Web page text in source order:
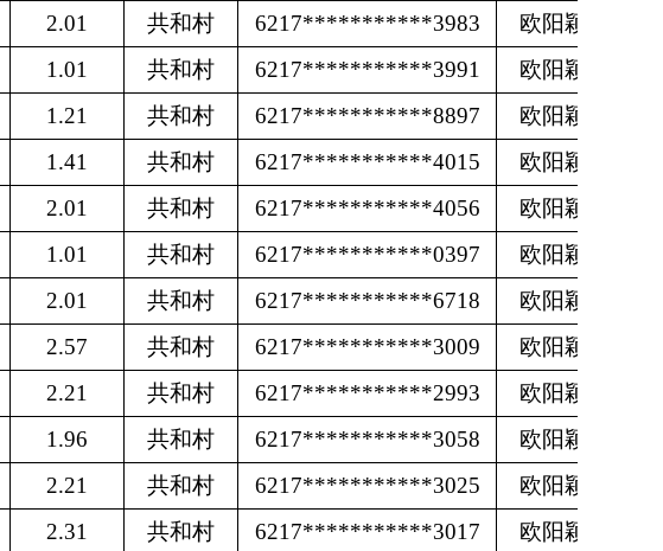
2.01 共和村 6217***********3983
欧阳颖
1.01 共和村 6217***********3991
欧阳颖
1.21 共和村 6217***********8897
欧阳颖
1.41 共和村 6217***********4015
欧阳颖
2.01 共和村 6217***********4056
欧阳颖
1.01 共和村 6217***********0397
欧阳颖
2.01 共和村 6217***********6718
欧阳颖
2.57 共和村 6217***********3009
欧阳颖
2.21 共和村 6217***********2993
欧阳颖
1.96 共和村 6217***********3058
欧阳颖
2.21 共和村 6217***********3025
欧阳颖
2.31 共和村 6217***********3017
欧阳颖